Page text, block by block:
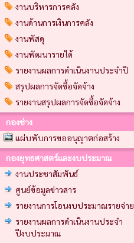
งานบริหารการคลัง
งานด้านการเงินการคลัง
งานพัสดุ
งานพัฒนารายได้
รายงานผลการดำเนินงานประจำปี
สรุปผลการจัดซื้อจัดจ้าง
รายงานสรุปผลการจัดซื้อจัดจ้าง
กองช่าง
แผ่บพับการขออนุญาตก่อสร้าง
กองยุทธศาสตร์และงบประมาณ
งานประชาสัมพันธ์
ศูนย์ข้อมูลข่าวสาร
รายงานการโอนงบประมาณรายจ่าย
รายงานผลการดำเนินงานประจำ
ปีงบประมาณ